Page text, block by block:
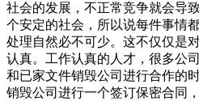
社会的发展，不正常竞争就会导
个安定的社会，所以说每件事情
处理自然必不可少。这不仅仅是
认真。工作认真的人才，很多公
和已家文件销毁公司进行合作的
销毁公司进行一个签订保密合同